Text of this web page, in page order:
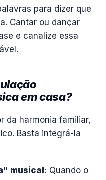
para dizer que
Cantar ou dançar
e canalize essa
em casa?
da harmonia familiar,
Basta integrá-la
musical: Quando o